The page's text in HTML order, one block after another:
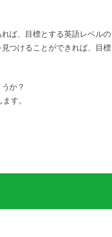
ば、目標とする英語レベルの
つけることができれば、目標
か？
す。